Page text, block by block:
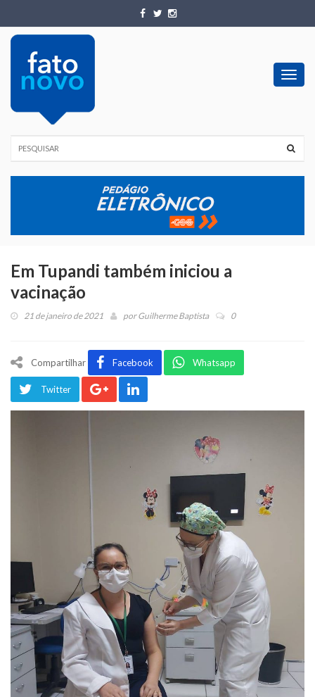
Em Tupandi também iniciou a
vacinação
21 de janeiro de 2021 porGuilherme Baptista 0
Compartilhar Facebook Whatsapp
Twitter